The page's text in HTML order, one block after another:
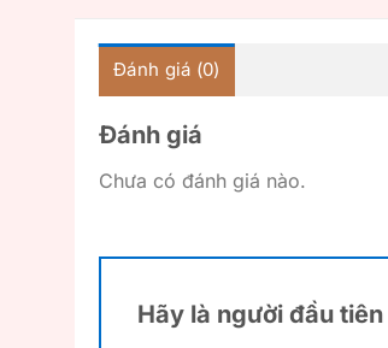
Đánh giá (0)
Đánh giá
Chưa có đánh giá nào.
Hãy là người đầu tiên